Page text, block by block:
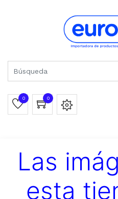
0 0
Las
esta